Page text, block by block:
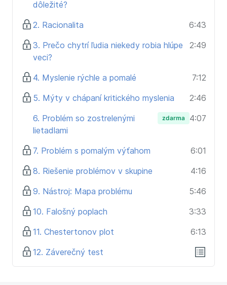
Politikov, novinárov a influencerov
dôležité?
2. Racionalita
6:43
3. Prečo chytrí ľudia niekedy robia hlúpe
veci?
2:49
4. Myslenie rýchle a pomalé
7:12
5. Mýty v chápaní kritického myslenia
2:46
6. Problém so zostrelenými
lietadlami
zdarma 4:07
7. Problém s pomalým výťahom
6:01
8. Riešenie problémov v skupine
4:16
9. Nástroj: Mapa problému
5:46
10. Falošný poplach
3:33
11. Chestertonov plot
6:13
12. Záverečný test